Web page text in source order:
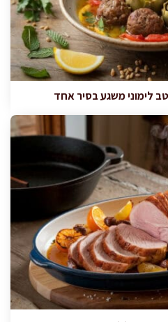
לימוני משגע בסיר אחד